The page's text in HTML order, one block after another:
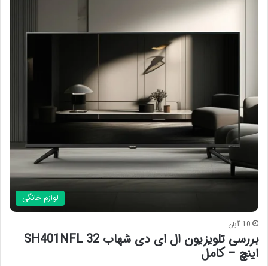
لوازم خانگی
10 آبان
بررسی تلویزیون ال ای دی شهاب SH401NFL 32
اینچ – کامل